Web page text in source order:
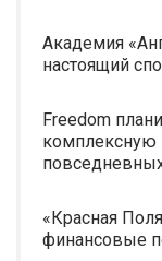
Академия
настоящий
Freedom
комплексную
«Красная
финансовые